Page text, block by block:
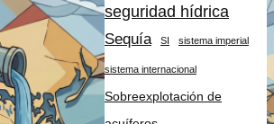
seguridad hídrica
Sequía SI sistema imperial
sistema internacional
Sobreexplotación de